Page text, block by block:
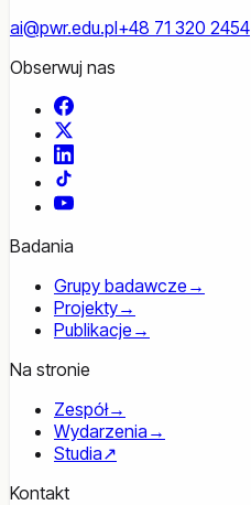
ai@pwr.edu.pl+48 71 320 2454
Obserwuj nas
Facebook
YouTube
Badania
Grupy badawcze →
Projekty→
Publikacje →
Na stronie
Zespół→
Wydarzenia →
Studia↗
Kontakt